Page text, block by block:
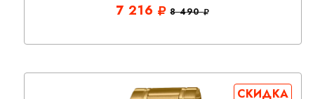
7 216 8 490
СКИДКА